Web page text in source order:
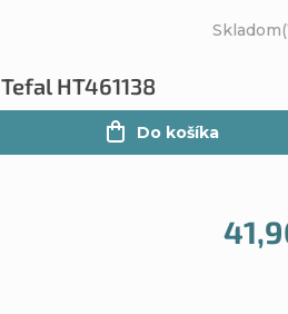
Tefal HT461138
Skladom
Do košíka